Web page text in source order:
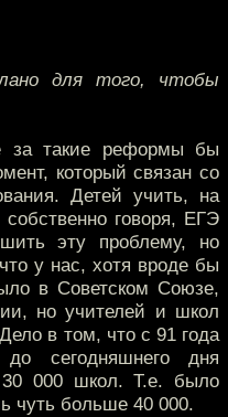
для того, чтобы
за такие реформы бы
который связан со
Детей учить, на
говоря, ЕГЭ
эту проблему, но
у нас, хотя вроде бы
в Советском Союзе,
но учителей и школ
в том, что с 91 года
сегодняшнего дня
30 000 школ. Т.е. было
чуть больше 40 000.